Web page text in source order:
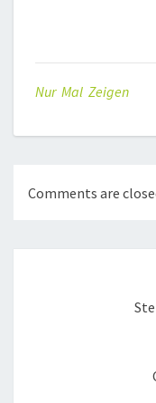
Nur Mal Zeigen
Comments are